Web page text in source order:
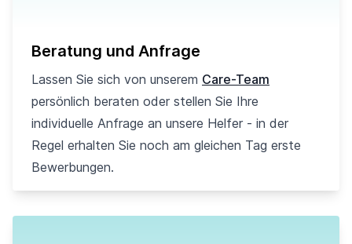
Beratung und Anfrage
Lassen Sie sich von unserem Care-Team
persönlich beraten oder stellen Sie Ihre
individuelle Anfrage an unsere Helfer - in der
Regel erhalten Sie noch am gleichen Tag erste
Bewerbungen.